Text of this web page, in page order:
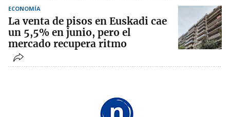
ECONOMÍA
La venta de pisos en Euskadi cae
un 5,5% en junio, pero el
mercado recupera ritmo